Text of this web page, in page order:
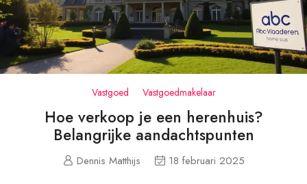
Vastgoed Vastgoedmakelaar
Hoe verkoop je een herenhuis?
Belangrijke aandachtspunten
Dennis Matthijs 18 februari 2025